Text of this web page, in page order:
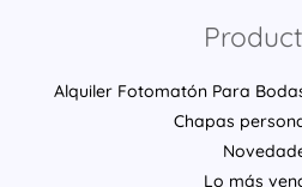
Alquiler Fotomatón Para
Chapas
Lo más